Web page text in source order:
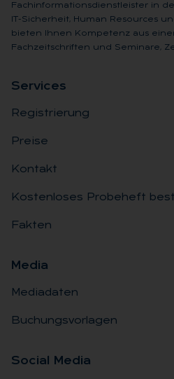
Fachinformationsdienstleister in
IT-Sicherheit, Human Resources
bieten Ihnen Kompetenz aus
Fachzeitschriften und Seminare,
Ser­vices
Registrierung
Preise
Kontakt
Kostenloses Probeheft
Fakten
Me­dia
Mediadaten
Buchungsvorlagen
So­ci­al Me­dia